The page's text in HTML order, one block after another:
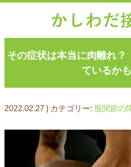
その症状は本当に肉離れ
ているか
2022.02.27 | カテゴリー: 股関節の